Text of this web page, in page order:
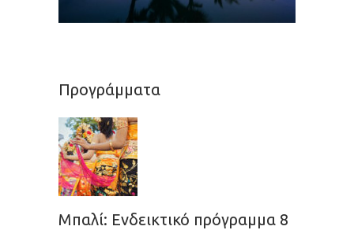
Προγράμματα
Μπαλί: Ενδεικτικό πρόγραμμα 8